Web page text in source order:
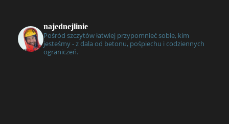
najednejlinie
Pośród szczytów łatwiej przypomnieć sobie, kim
jesteśmy - z dala od betonu, pośpiechu i codziennych
ograniczeń.